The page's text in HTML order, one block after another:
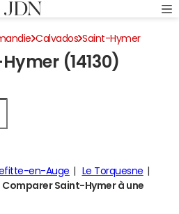
Calvados Saint-Hymer
(14130)
en-Auge
Le Torquesne
Comparer Saint-Hymer à une